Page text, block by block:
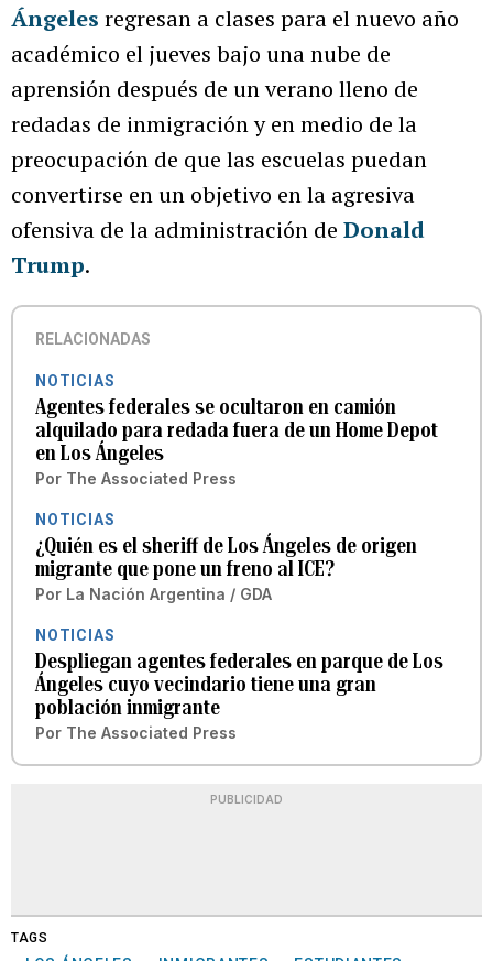
Ángeles regresan a clases para el nuevo año
académico el jueves bajo una nube de
aprensión después de un verano lleno de
redadas de inmigración y en medio de la
preocupación de que las escuelas puedan
convertirse en un objetivo en la agresiva
ofensiva de la administración de Donald
Trump.
RELACIONADAS
NOTICIAS
Agentes federales se ocultaron en camión
alquilado para redada fuera de un Home Depot
en Los Ángeles
Por The Associated Press
NOTICIAS
¿Quién es el sheriff de Los Ángeles de origen
migrante que pone un freno al ICE?
Por La Nación Argentina / GDA
NOTICIAS
Despliegan agentes federales en parque de Los
Ángeles cuyo vecindario tiene una gran
población inmigrante
Por The Associated Press
PUBLICIDAD
TAGS